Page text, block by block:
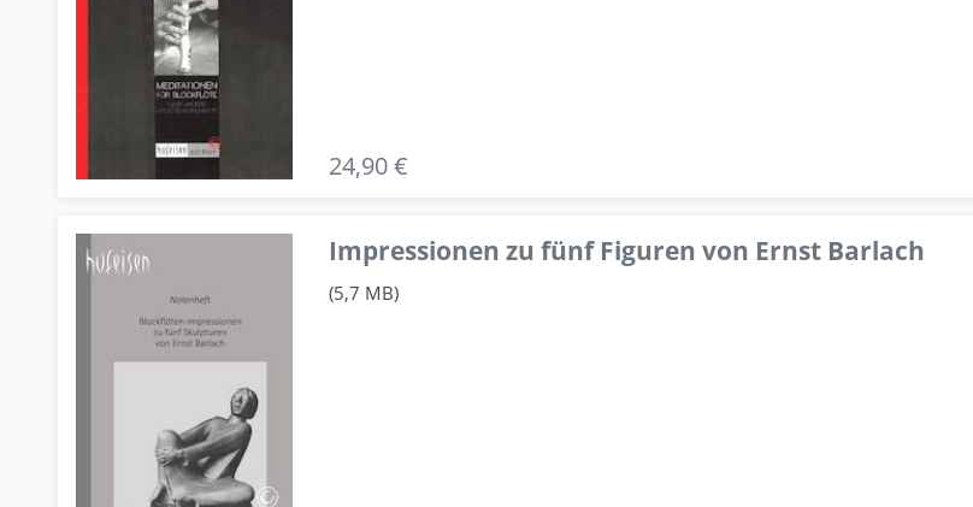
24,90 €
Impressionen zu fünf Figuren von Ernst Barlach
(5,7 MB)